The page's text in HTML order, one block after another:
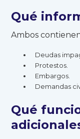
Qué
Ambos
Deudas
Protestos.
Embargos.
Demandas
Qué